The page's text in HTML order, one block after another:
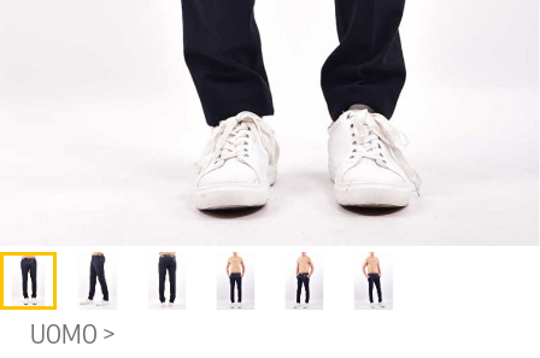
UOMO >